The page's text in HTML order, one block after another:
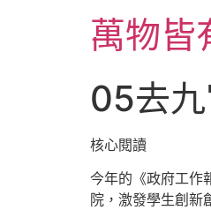
萬物皆
05去九
核心閱讀
今年的《政府工作
院，激發學生創新